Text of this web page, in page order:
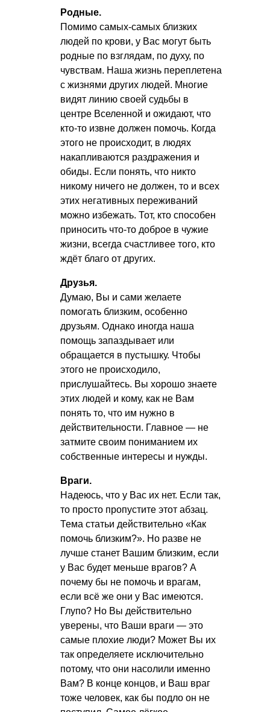
Родные.
Помимо самых-самых близких
людей по крови, у Вас могут быть
родные по взглядам, по духу, по
чувствам. Наша жизнь переплетена
с жизнями других людей. Многие
видят линию своей судьбы в
центре Вселенной и ожидают, что
кто-то извне должен помочь. Когда
этого не происходит, в людях
накапливаются раздражения и
обиды. Если понять, что никто
никому ничего не должен, то и всех
этих негативных переживаний
можно избежать. Тот, кто способен
приносить что-то доброе в чужие
жизни, всегда счастливее того, кто
ждёт благо от других.
Друзья.
Думаю, Вы и сами желаете
помогать близким, особенно
друзьям. Однако иногда наша
помощь запаздывает или
обращается в пустышку. Чтобы
этого не происходило,
прислушайтесь. Вы хорошо знаете
этих людей и кому, как не Вам
понять то, что им нужно в
действительности. Главное — не
затмите своим пониманием их
собственные интересы и нужды.
Враги.
Надеюсь, что у Вас их нет. Если так,
то просто пропустите этот абзац.
Тема статьи действительно «Как
помочь близким?». Но разве не
лучше станет Вашим близким, если
у Вас будет меньше врагов? А
почему бы не помочь и врагам,
если всё же они у Вас имеются.
Глупо? Но Вы действительно
уверены, что Ваши враги — это
самые плохие люди? Может Вы их
так определяете исключительно
потому, что они насолили именно
Вам? В конце концов, и Ваш враг
тоже человек, как бы подло он не